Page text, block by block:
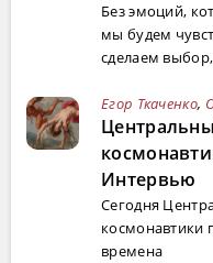
Без эмоций,
мы будем
сделаем
Егор Ткаченко,
Интервью
Сегодня
космонавтики
времена